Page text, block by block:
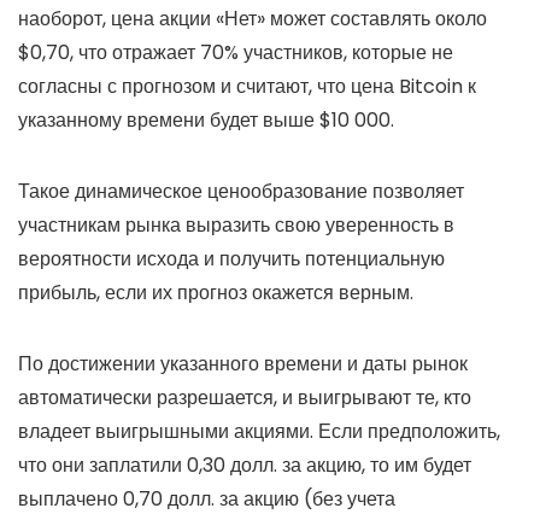
наоборот, цена акции «Нет» может составлять около
$0,70, что отражает 70% участников, которые не
согласны с прогнозом и считают, что цена Bitcoin к
указанному времени будет выше $10 000.
Такое динамическое ценообразование позволяет
участникам рынка выразить свою уверенность в
вероятности исхода и получить потенциальную
прибыль, если их прогноз окажется верным.
По достижении указанного времени и даты рынок
автоматически разрешается, и выигрывают те, кто
владеет выигрышными акциями. Если предположить,
что они заплатили 0,30 долл. за акцию, то им будет
выплачено 0,70 долл. за акцию (без учета